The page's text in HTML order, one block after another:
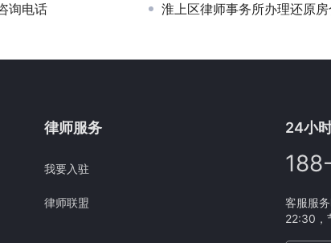
询电话 淮上区律师事务所办理还原
律师服务
我要入驻
律师联盟
24小
客服服
22:30，